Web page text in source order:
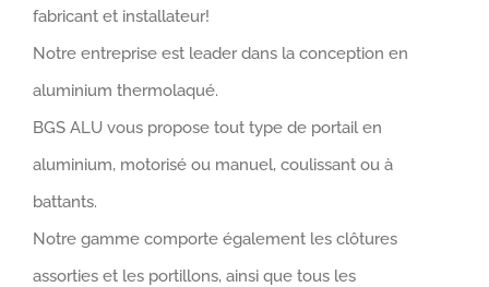
fabricant et installateur!
Notre entreprise est leader dans la conception en
aluminium thermolaqué.
BGS ALU vous propose tout type de portail en
aluminium, motorisé ou manuel, coulissant ou à
battants.
Notre gamme comporte également les clôtures
assorties et les portillons, ainsi que tous les